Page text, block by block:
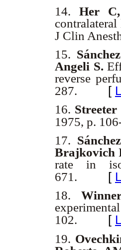
14. Her
J Clin
15.
Angeli S.
reverse
287.
[
16.
1975, p.
17.
Brajkovich
rate in
671.
[
18.
102.
[
19.